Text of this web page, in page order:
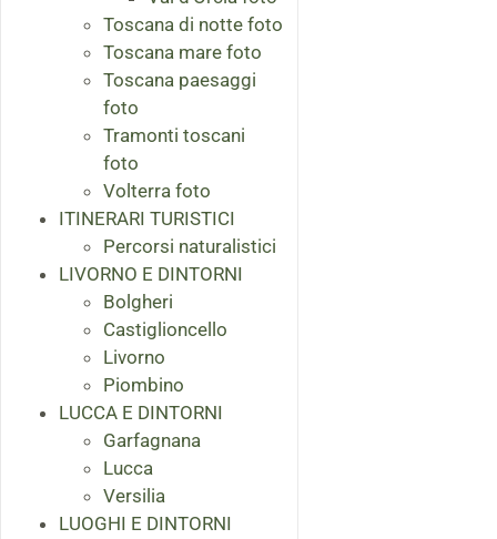
Toscana di notte foto
Toscana mare foto
Toscana paesaggi
foto
Tramonti toscani
foto
Volterra foto
ITINERARI TURISTICI
Percorsi naturalistici
LIVORNO E DINTORNI
Bolgheri
Castiglioncello
Livorno
Piombino
LUCCA E DINTORNI
Garfagnana
Lucca
Versilia
LUOGHI E DINTORNI